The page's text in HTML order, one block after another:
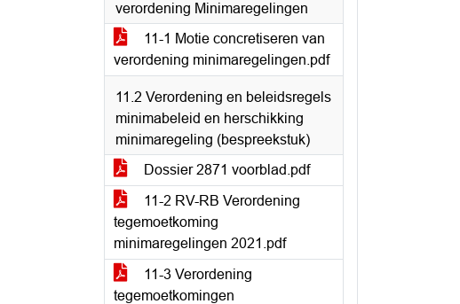
verordening Minimaregelingen
11-1 Motie concretiseren van
verordening minimaregelingen.pdf
11.2 Verordening en beleidsregels
minimabeleid en herschikking
minimaregeling (bespreekstuk)
Dossier 2871 voorblad.pdf
11-2 RV-RB Verordening
tegemoetkoming
minimaregelingen 2021.pdf
11-3 Verordening
tegemoetkomingen